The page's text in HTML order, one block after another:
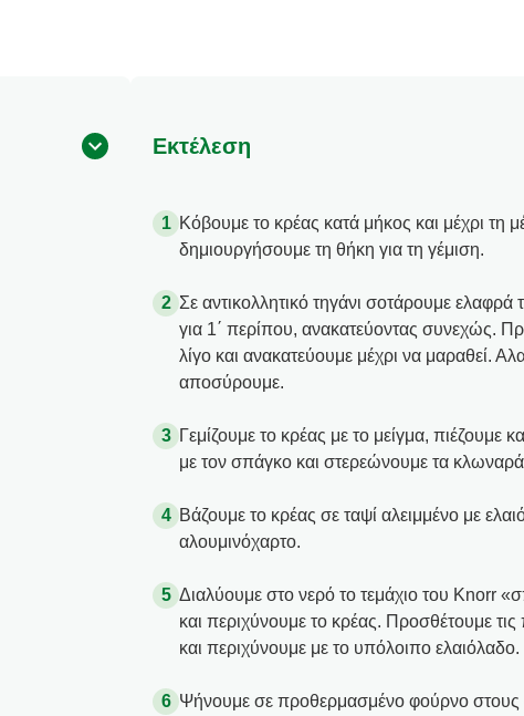
Εκτέλεση
Κόβουμε το κρέας κατά μήκος και μέχρι τη
δημιουργήσουμε τη θήκη για τη γέμιση.
Σε αντικολλητικό τηγάνι σοτάρουμε
για 1΄ περίπου, ανακατεύοντας συνεχώς.
λίγο και ανακατεύουμε μέχρι να μαραθεί.
αποσύρουμε.
Γεμίζουμε το κρέας με το μείγμα, πιέζουμε
με τον σπάγκο και στερεώνουμε τα
Βάζουμε το κρέας σε ταψί αλειμμένο με
αλουμινόχαρτο.
Διαλύουμε στο νερό το τεμάχιο του Knorr
και περιχύνουμε το κρέας. Προσθέτουμε
και περιχύνουμε με το υπόλοιπο ελαιόλαδο.
Ψήνουμε σε προθερμασμένο φούρνο στους